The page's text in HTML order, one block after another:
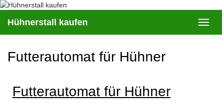
Skip
main
content
Hühnerstall kaufen
Futterautomat für Hühner
Futterautomat für Hühner